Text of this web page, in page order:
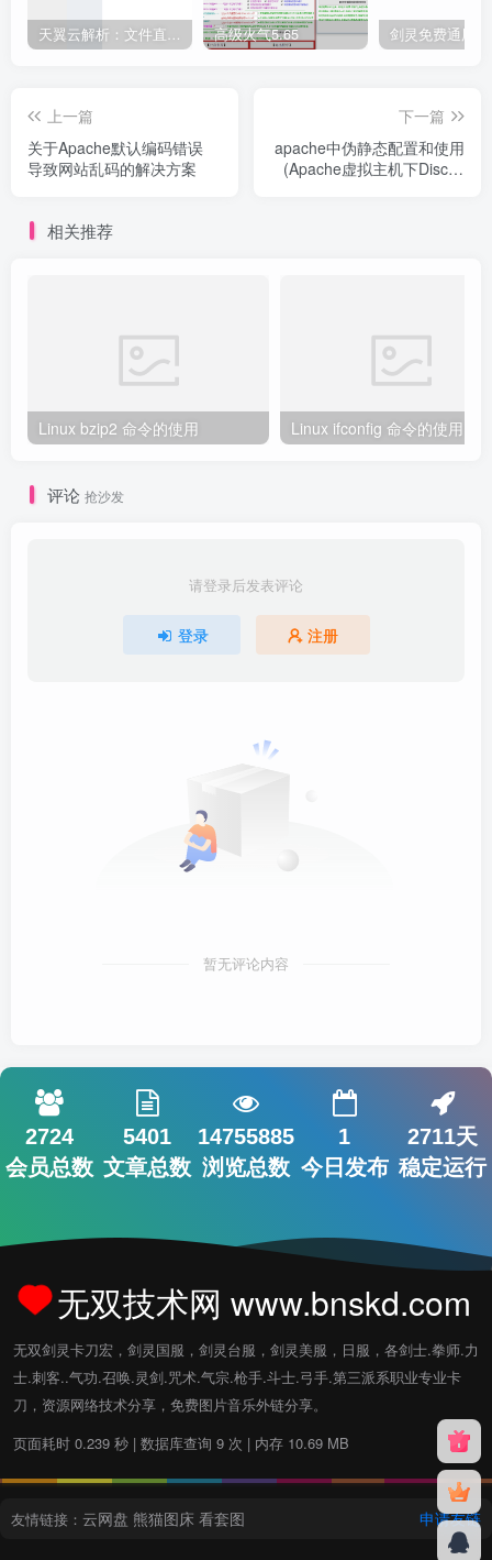
天翼云解析：文件直链获取源码 高级火气5.65
上一篇
关于Apache默认编码错误
导致网站乱码的解决方案
下一篇
apache中伪静态配置和使用
(Apache虚拟主机下Discuz
相关推荐
Linux bzip2 命令的使用 Linux ifconfig 命令的使用
评论 抢沙发
请登录后发表评论
登录 注册
暂无评论内容
2724
会员总数
5401
文章总数
14755885
浏览总数
1
今日发布
2711天
稳定运行
无双技术网 www.bnskd.com
无双剑灵卡刀宏，剑灵国服，剑灵台服，剑灵美服，日服，各剑士.拳师.力
士.刺客..气功.召唤.灵剑.咒术.气宗.枪手.斗士.弓手.第三派系职业专业卡
刀，资源网络技术分享，免费图片音乐外链分享。
页面耗时 0.239 秒 | 数据库查询 9 次 | 内存 10.69 MB
友情链接： 云网盘 熊猫图床 看套图 申请友链